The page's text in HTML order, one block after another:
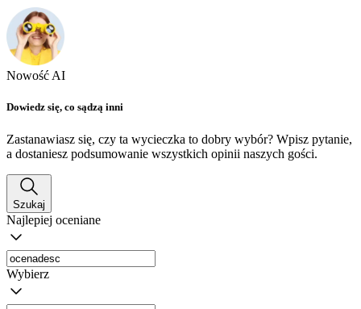
Nowość AI
Dowiedz się, co sądzą inni
Zastanawiasz się, czy ta wycieczka to dobry wybór? Wpisz pytanie,
a dostaniesz podsumowanie wszystkich opinii naszych gości.
Szukaj
Najlepiej oceniane
Wybierz